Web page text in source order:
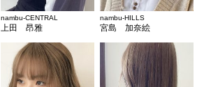
nambu-CENTRAL
上田 昂雅
nambu-HILLS
宮島 加奈絵